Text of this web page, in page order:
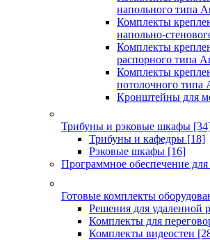
напольного типа
Комплекты
напольно-
Комплекты
распорного типа
Комплекты
потолочного типа
Кронштейны для
Трибуны и рэковые шкафы
Трибуны и кафедры [18]
Рэковые шкафы [16]
Программное обеспечение
Готовые комплекты
Решения для удаленной
Комплекты для
Комплекты видеостен